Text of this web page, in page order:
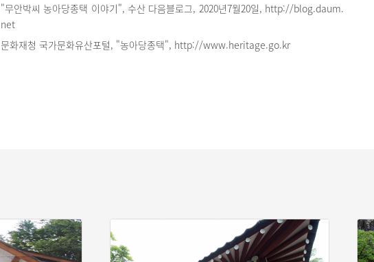
"무안박씨 농아당종택 이야기", 수산 다음블로그, 2020년7월20일, http://blog.daum.
net
문화재청 국가문화유산포털, "농아당종택", http://www.heritage.go.kr